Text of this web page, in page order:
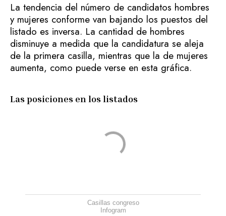
La tendencia del número de candidatos hombres
y mujeres conforme van bajando los puestos del
listado es inversa. La cantidad de hombres
disminuye a medida que la candidatura se aleja
de la primera casilla, mientras que la de mujeres
aumenta, como puede verse en esta gráfica.
Las posiciones en los listados
Casillas congreso
Infogram